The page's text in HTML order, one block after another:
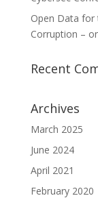
Open Data for
Corruption –
Recent
Archives
March 2025
June 2024
April 2021
February 2020